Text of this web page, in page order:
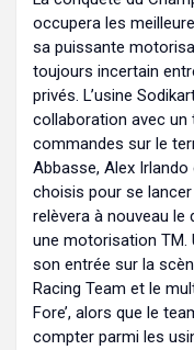
occupera les
sa puissante
toujours incertain
privés. L’usine
collaboration avec un
commandes sur le
Abbasse, Alex
choisis pour se lancer
relèvera à nouveau le
une motorisation TM.
son entrée sur la
Racing Team et le
Fore’, alors que le
compter parmi les